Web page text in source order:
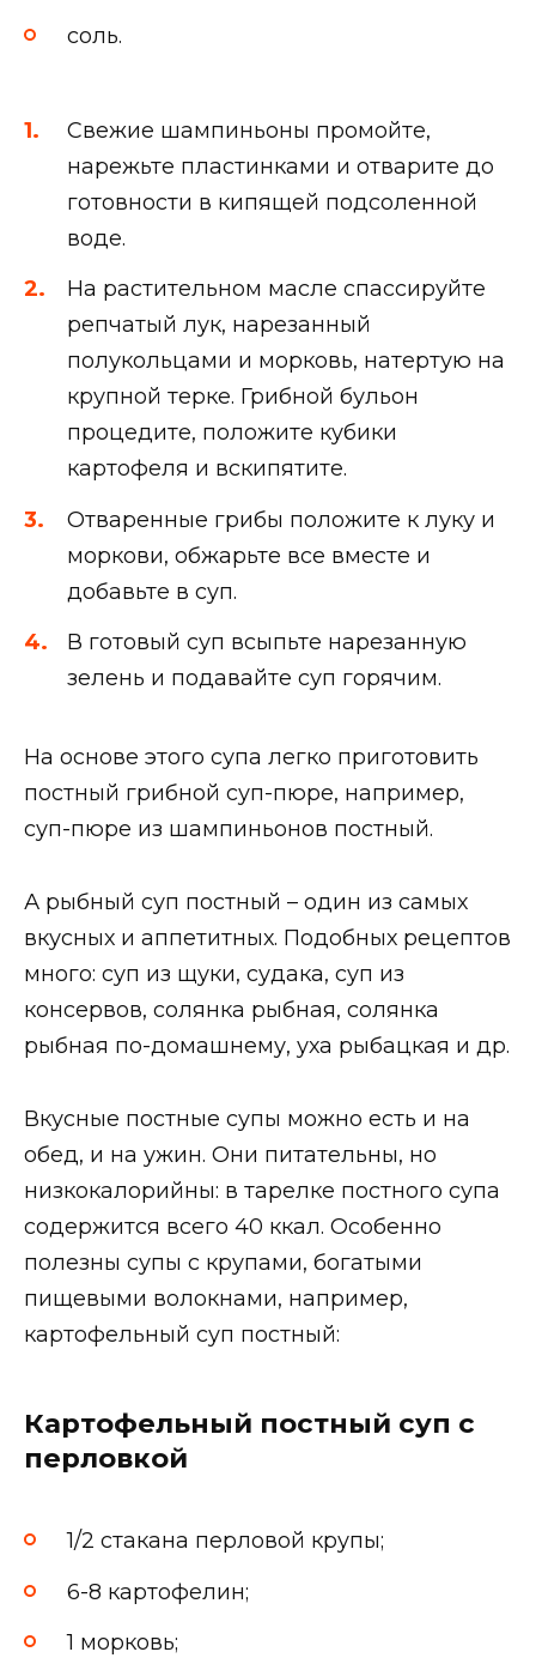
соль.
Свежие шампиньоны промойте,
нарежьте пластинками и отварите до
готовности в кипящей подсоленной
воде.
На растительном масле спассируйте
репчатый лук, нарезанный
полукольцами и морковь, натертую на
крупной терке. Грибной бульон
процедите, положите кубики
картофеля и вскипятите.
Отваренные грибы положите к луку и
моркови, обжарьте все вместе и
добавьте в суп.
В готовый суп всыпьте нарезанную
зелень и подавайте суп горячим.
На основе этого супа легко приготовить
постный грибной суп-пюре, например,
суп-пюре из шампиньонов постный.
А рыбный суп постный – один из самых
вкусных и аппетитных. Подобных рецептов
много: суп из щуки, судака, суп из
консервов, солянка рыбная, солянка
рыбная по-домашнему, уха рыбацкая и др.
Вкусные постные супы можно есть и на
обед, и на ужин. Они питательны, но
низкокалорийны: в тарелке постного супа
содержится всего 40 ккал. Особенно
полезны супы с крупами, богатыми
пищевыми волокнами, например,
картофельный суп постный:
Картофельный постный суп с
перловкой
1/2 стакана перловой крупы;
6-8 картофелин;
1 морковь;